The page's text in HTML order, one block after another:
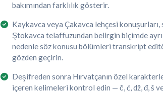
bakımından farklılık gösterir.
Kaykavca veya Çakavca lehçesi
Ştokavca telaffuzundan belirgin biçimde
nedenle söz konusu bölümleri transkript
gözden geçirin.
Deşifreden sonra Hırvatçanın özel
içeren kelimeleri kontrol edin — č, ć, dž, đ, š